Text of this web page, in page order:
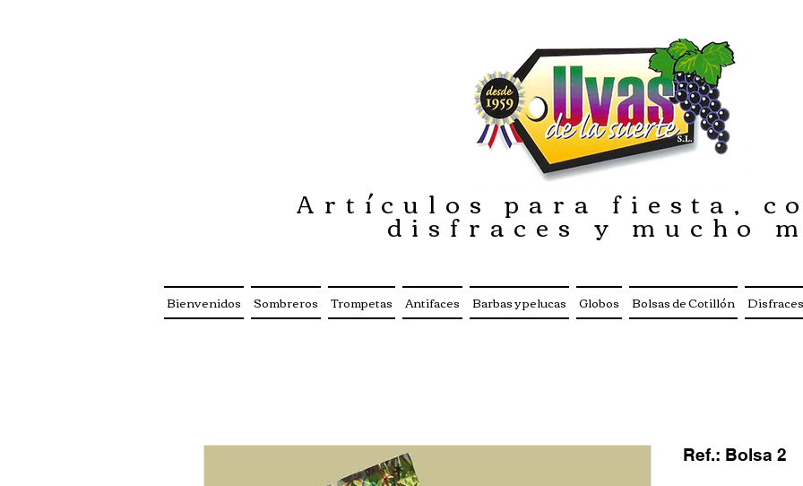
Ref.: Bolsa 2
Artículos para fiesta,
disfraces y mucho
Bienvenidos Sombreros Trompetas Antifaces Barbas y pelucas Globos Bolsas de Cotillón Disfraces